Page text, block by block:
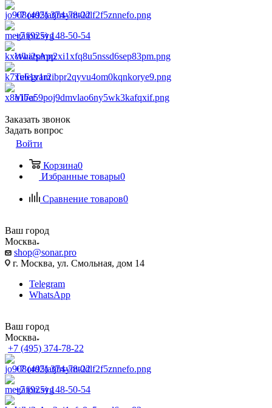
+7 (495) 374-78-22
+7 (925) 148-50-54
WhatsApp
Telegram
Viber
Заказать звонок
Задать вопрос
Войти
Корзина0
Избранные товары0
Сравнение товаров0
Ваш город
Москва
shop@sonar.pro
г. Москва, ул. Смольная, дом 14
Telegram
WhatsApp
Ваш город
Москва
+7 (495) 374-78-22
+7 (495) 374-78-22
+7 (925) 148-50-54